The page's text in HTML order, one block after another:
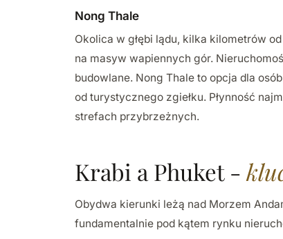
Nong Thale
Okolica w głębi lądu, kilka kilometrów
na masyw wapiennych gór.
budowlane. Nong Thale to opcja dla
od turystycznego zgiełku. Płynność
strefach przybrzeżnych.
Krabi a Phuket -
Obydwa kierunki leżą nad Morzem
fundamentalnie pod kątem rynku